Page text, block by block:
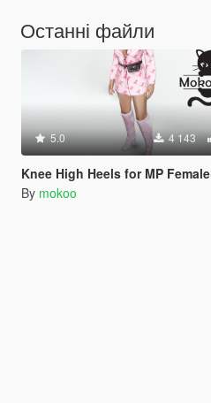
Останні файли
5.0 4 143
Knee High Heels for MP Female
By mokoo